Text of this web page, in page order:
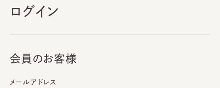
ログイン
会員のお客様
メールアドレス